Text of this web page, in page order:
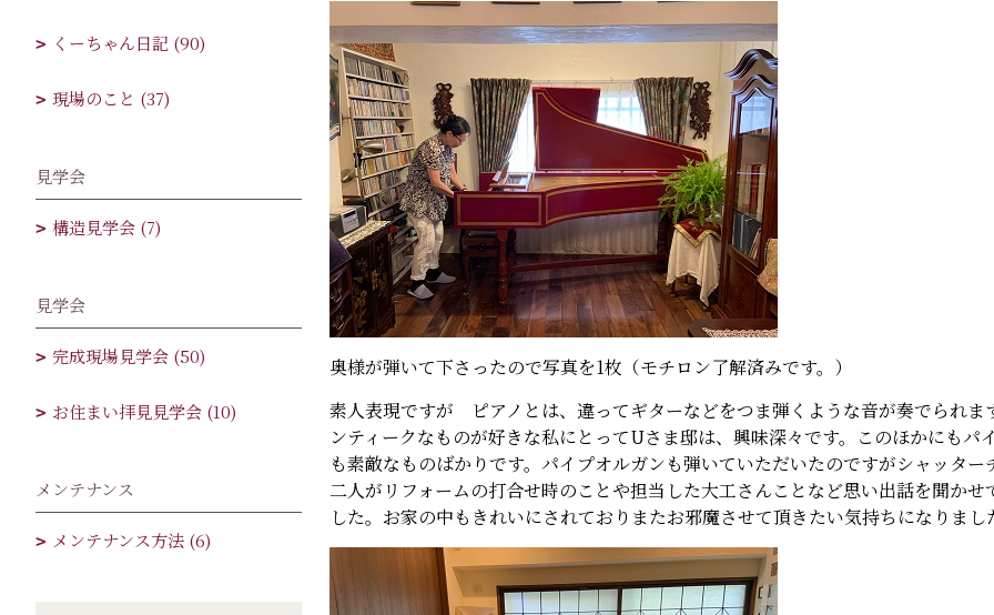
奥様が弾いて下さったので写真を1枚（モチロン了解済みです。）
素人表現ですが ピアノとは、違ってギターなどをつま弾くような音が奏でられ
ンティークなものが好きな私にとってUさま邸は、興味深々です。このほかにも
も素敵なものばかりです。パイプオルガンも弾いていただいたのですがシャッタ
二人がリフォームの打合せ時のことや担当した大工さんことなど思い出話を聞か
した。お家の中もきれいにされておりまたお邪魔させて頂きたい気持ちになりまし
くーちゃん日記 (90)
現場のこと (37)
見学会
構造見学会 (7)
見学会
完成現場見学会 (50)
お住まい拝見見学会 (10)
メンテナンス
メンテナンス方法 (6)